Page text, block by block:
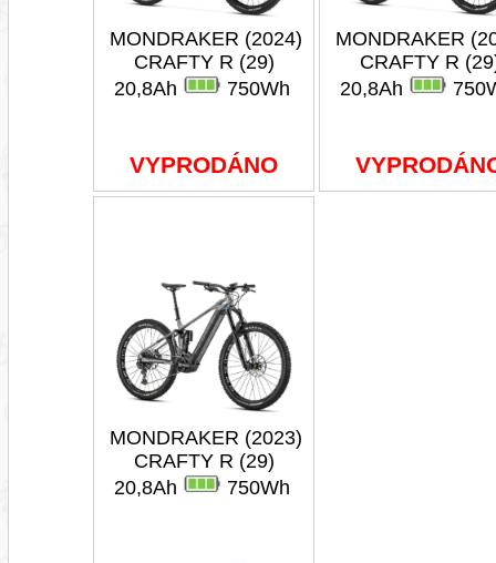
MONDRAKER (2024)
CRAFTY R (29)
20,8Ah
750Wh
VYPRODÁNO
MONDRAKER
CRAFTY R
20,8Ah
MONDRAKER (2023)
CRAFTY R (29)
20,8Ah
750Wh